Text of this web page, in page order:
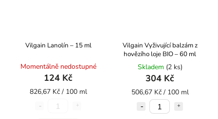
Vilgain Lanolín – 15 ml
Momentálně nedostupné
124 Kč
826,67 Kč / 100 ml
Vilgain Vyživující balzám z
hovězího loje BIO – 60 ml
Skladem (2 ks)
304 Kč
506,67 Kč / 100 ml